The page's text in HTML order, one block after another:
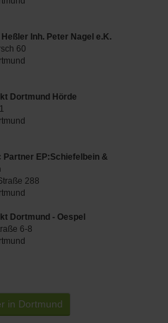
Inh. Peter Nagel e.K.
60
Dortmund Hörde
Partner EP:Schiefelbein &
288
Dortmund - Oespel
6-8
in Dortmund